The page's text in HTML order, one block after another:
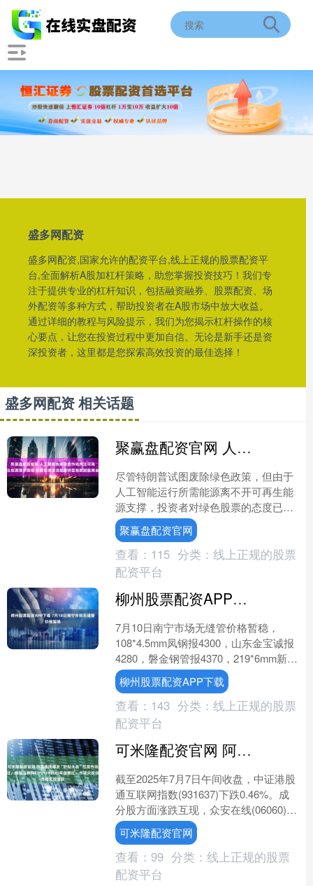
盛多网配资
盛多网配资,国家允许的配资平台,线上正规的股票配资平
台,全面解析A股加杠杆策略，助您掌握投资技巧！我们专
注于提供专业的杠杆知识，包括融资融券、股票配资、场
外配资等多种方式，帮助投资者在A股市场中放大收益。
通过详细的教程与风险提示，我们为您揭示杠杆操作的核
心要点，让您在投资过程中更加自信。无论是新手还是资
深投资者，这里都是您探索高效投资的最佳选择！
盛多网配资 相关话题
聚赢盘配资官网 人工智能热潮导致市场押注可再生能源需求激增 标普全球清洁能源转型指数跑赢黄金
尽管特朗普试图废除绿色政策，但由于
人工智能运行所需能源离不开可再生能
源支撑，投资者对绿色股票的态度已转
向积极。 标普全球清洁能源转型指数已
飙升近50%。同期，标....
聚赢盘配资官网
查看： 115 分类： 线上正规的股票
配资平台
柳州股票配资APP下载 7月10日南宁市场无缝管价格暂稳
7月10日南宁市场无缝管价格暂稳，
108*4.5mm凤钢报4300，山东金宝诚报
4280，磐金钢管报4370，219*6mm新冶
特钢报4200，过磅含税。（元/....
柳州股票配资APP下载
查看： 143 分类： 线上正规的股票
配资平台
可米隆配资官网 阿里美团爆发“补贴大战”引发市场关注，港股互联网ETF(159568)早盘翻红，市场交投活跃
截至2025年7月7日午间收盘，中证港股
通互联网指数(931637)下跌0.46%。成
分股方面涨跌互现，众安在线(06060)领
涨5.52%，平安好医生(018....
可米隆配资官网
查看： 99 分类： 线上正规的股票
配资平台